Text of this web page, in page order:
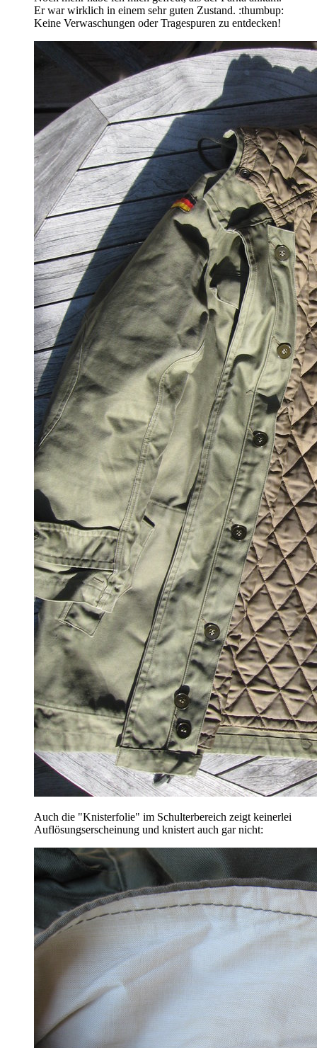
Er war wirklich in einem sehr guten Zustand. :thumbup:
Keine Verwaschungen oder Tragespuren zu entdecken!
Auch die "Knisterfolie" im Schulterbereich zeigt keinerlei
Auflösungserscheinung und knistert auch gar nicht: